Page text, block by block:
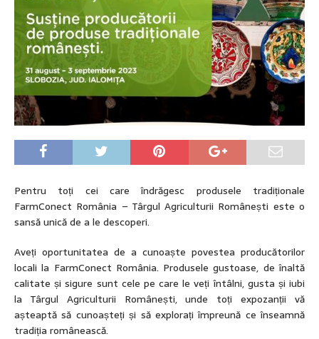
Pentru toți cei care îndrăgesc produsele tradiționale
FarmConect România – Târgul Agriculturii Românești este o
sansă unică de a le descoperi.
Aveți oportunitatea de a cunoaște povestea producătorilor
locali la FarmConect România. Produsele gustoase, de înaltă
calitate și sigure sunt cele pe care le veți întâlni, gusta și iubi
la Târgul Agriculturii Românești, unde toți expozanții vă
așteaptă să cunoașteți și să explorați împreună ce înseamnă
tradiția românească.